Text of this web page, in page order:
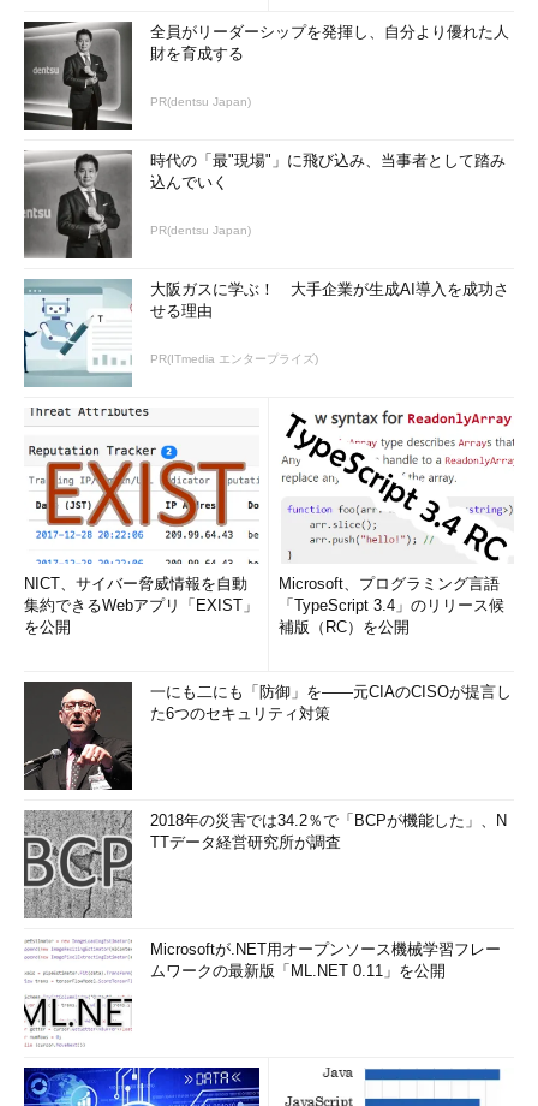
全員がリーダーシップを発揮し、自分より優れた人
財を育成する
PR(dentsu Japan)
時代の「最"現場"」に飛び込み、当事者として踏み
込んでいく
PR(dentsu Japan)
大阪ガスに学ぶ！ 大手企業が生成AI導入を成功さ
せる理由
PR(ITmedia エンタープライズ)
NICT、サイバー脅威情報を自動
集約できるWebアプリ「EXIST」
を公開
Microsoft、プログラミング言語
「TypeScript 3.4」のリリース候
補版（RC）を公開
一にも二にも「防御」を――元CIAのCISOが提言し
た6つのセキュリティ対策
2018年の災害では34.2％で「BCPが機能した」、N
TTデータ経営研究所が調査
Microsoftが.NET用オープンソース機械学習フレー
ムワークの最新版「ML.NET 0.11」を公開